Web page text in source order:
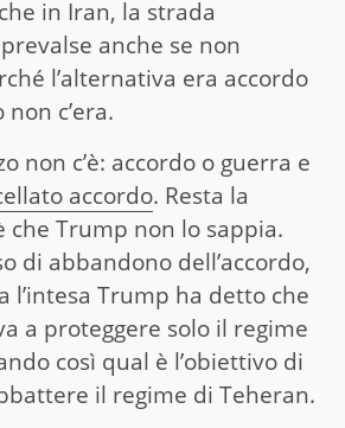
in Iran, la strada
anche se non
l’alternativa era accordo
c’era.
non c’è: accordo o guerra e
accordo. Resta la
che Trump non lo sappia.
di abbandono dell’accordo,
l’intesa Trump ha detto che
a proteggere solo il regime
così qual è l’obiettivo di
il regime di Teheran.